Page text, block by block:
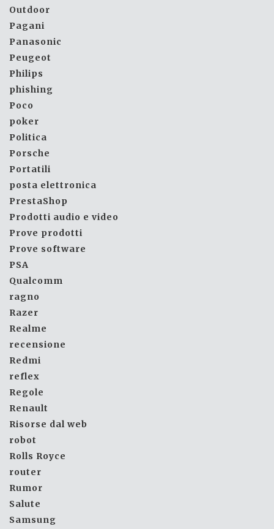
Outdoor
Pagani
Panasonic
Peugeot
Philips
phishing
Poco
poker
Politica
Porsche
Portatili
posta elettronica
PrestaShop
Prodotti audio e video
Prove prodotti
Prove software
PSA
Qualcomm
ragno
Razer
Realme
recensione
Redmi
reflex
Regole
Renault
Risorse dal web
robot
Rolls Royce
router
Rumor
Salute
Samsung